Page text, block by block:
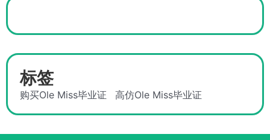
标签
购买Ole Miss毕业证 高仿Ole Miss毕业证